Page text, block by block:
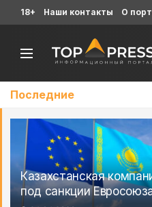
Последние
Казахстанская
под санкции
18+ Наши контакты О